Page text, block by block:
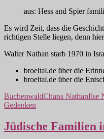
aus: Hess and Spier
Es wird Zeit, dass die
richtigen Stelle liegen, denn
Walter Nathan starb 1970 in
broeltal.de über die
broeltal.de über die
BuchenwaldChana NathanIlse
Gedenken
Jüdische Familien